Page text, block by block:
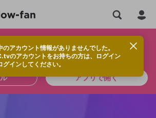
のアカウント情報がありませんでした。
のアカウントをお持ちの方は、ログイン
グインしてください。
るなら、アプリをインストールしよう！
アプリで開く